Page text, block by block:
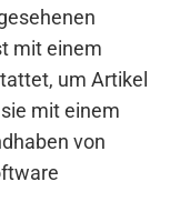
mit einem
um Artikel
mit einem
von